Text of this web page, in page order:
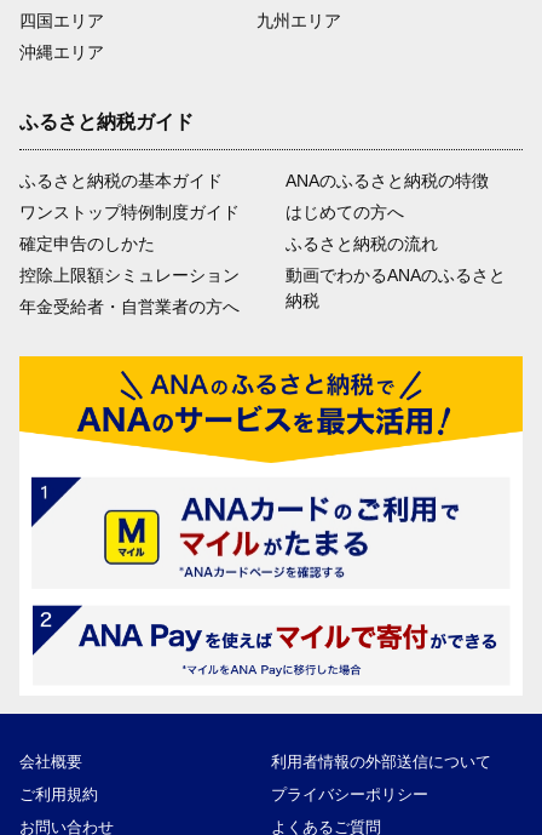
四国エリア
沖縄エリア
九州エリア
ふるさと納税ガイド
ふるさと納税の基本ガイド
ワンストップ特例制度ガイド
確定申告のしかた
控除上限額シミュレーション
年金受給者・自営業者の方へ
ANAのふるさと納税の特徴
はじめての方へ
ふるさと納税の流れ
動画でわかるANAのふるさと
納税
会社概要
利用者情報の外部送信について
ご利用規約
プライバシーポリシー
お問い合わせ
よくあるご質問